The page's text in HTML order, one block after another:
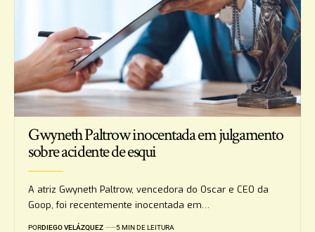
Gwyneth Paltrow inocentada em julgamento
sobre acidente de esqui
A atriz Gwyneth Paltrow, vencedora do Oscar e CEO da
Goop, foi recentemente inocentada em…
PORDIEGO VELÁZQUEZ 5 MIN DE LEITURA